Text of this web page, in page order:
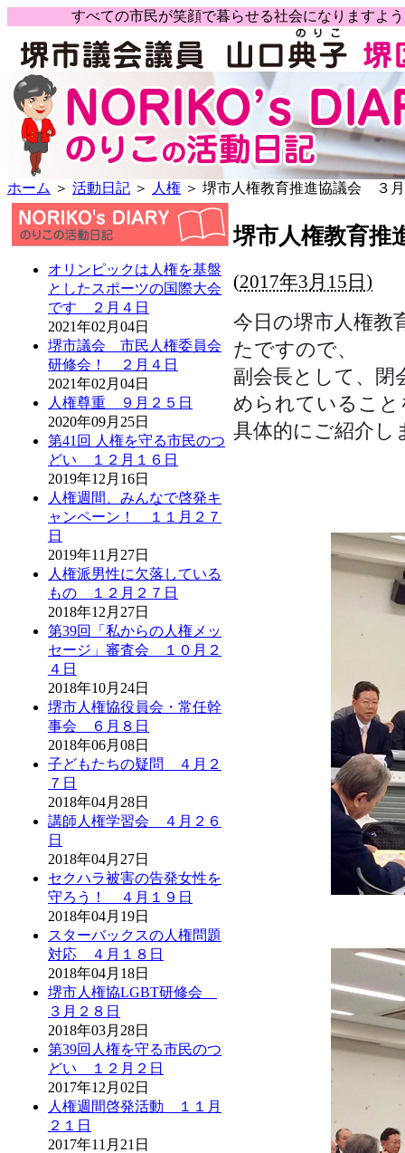
すべての市民が笑顔で暮らせる社会になります
ホーム ＞ 活動日記 ＞ 人権 ＞ 堺市人権教育推進協議会 ３
オリンピックは人権を基盤
としたスポーツの国際大会
です ２月４日
2021年02月04日
堺市議会 市民人権委員会
研修会！ ２月４日
2021年02月04日
人権尊重 ９月２５日
2020年09月25日
第41回 人権を守る市民のつ
どい １２月１６日
2019年12月16日
人権週間、みんなで啓発キ
ャンペーン！ １１月２７
日
2019年11月27日
人権派男性に欠落している
もの １２月２７日
2018年12月27日
第39回「私からの人権メッ
セージ」審査会 １０月２
４日
2018年10月24日
堺市人権協役員会・常任幹
事会 ６月８日
2018年06月08日
子どもたちの疑問 ４月２
７日
2018年04月28日
講師人権学習会 ４月２６
日
2018年04月27日
セクハラ被害の告発女性を
守ろう！ ４月１９日
2018年04月19日
スターバックスの人権問題
対応 ４月１８日
2018年04月18日
堺市人権協LGBT研修会
３月２８日
2018年03月28日
第39回人権を守る市民のつ
どい １２月２日
2017年12月02日
人権週間啓発活動 １１月
２１日
2017年11月21日
堺市人権教育
(2017年3月15日)
今日の堺市人権教
たですので、
副会長として、閉
められていること
具体的にご紹介し